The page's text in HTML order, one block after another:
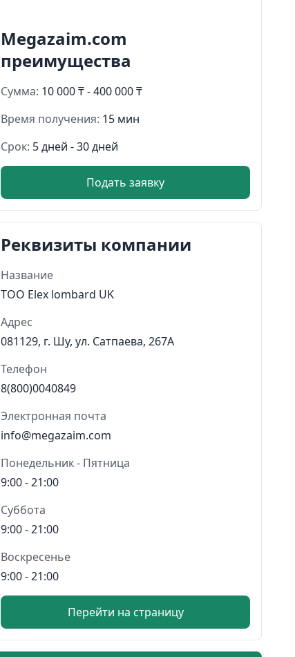
Megazaim.com
преимущества
Сумма: 10 000 ₸ - 400 000 ₸
Время получения: 15 мин
Срок: 5 дней - 30 дней
Подать заявку
Реквизиты компании
Название
ТОО Elex lombard UK
Адрес
081129, г. Шу, ул. Сатпаева, 267А
Телефон
8(800)0040849
Электронная почта
info@megazaim.com
Понедельник - Пятница
9:00 - 21:00
Суббота
9:00 - 21:00
Воскресенье
9:00 - 21:00
Перейти на страницу